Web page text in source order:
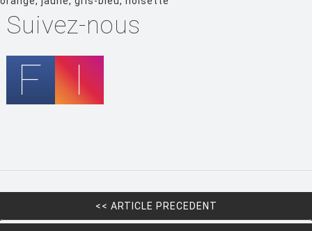
HISLE
Suivez-nous
<< ARTICLE PRECEDENT